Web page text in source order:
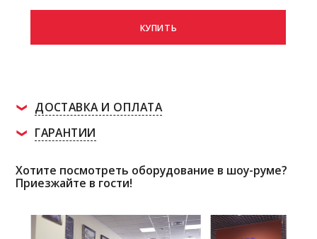
КУПИТЬ
ДОСТАВКА И ОПЛАТА
ГАРАНТИИ
Хотите посмотреть оборудование в шоу-руме?
Приезжайте в гости!